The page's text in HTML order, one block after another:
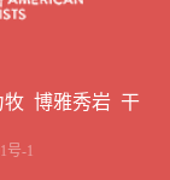
牧 博雅秀岩 干
号-1